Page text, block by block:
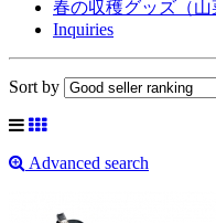
春の収穫グッズ（
Inquiries
Sort by
Advanced search